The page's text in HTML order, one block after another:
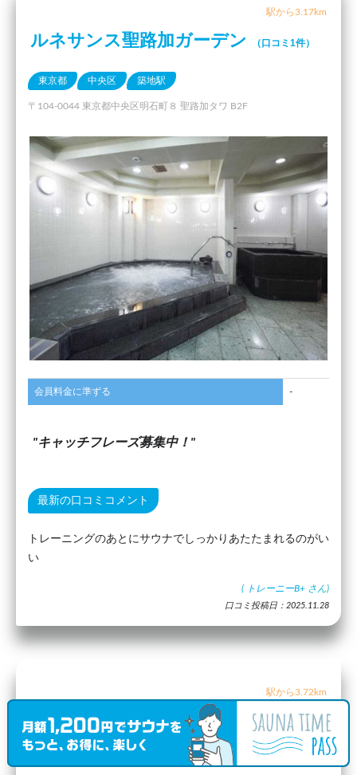
駅から3.17km
ルネサンス聖路加ガーデン （口コミ1件）
東京都 中央区 築地駅
〒104-0044 東京都中央区明石町８ 聖路加タワ B2F
会員料金に準ずる -
キャッチフレーズ募集中！
最新の口コミコメント
トレーニングのあとにサウナでしっかりあたたまれるのがい
い
( トレーニーB+ さん)
口コミ投稿日：2025.11.28
駅から3.72km
マンダラ・スパ（口コミ1件）
レディスあり